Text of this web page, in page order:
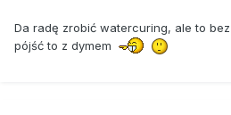
Da radę zrobić watercuring, ale to
pójść to z dymem